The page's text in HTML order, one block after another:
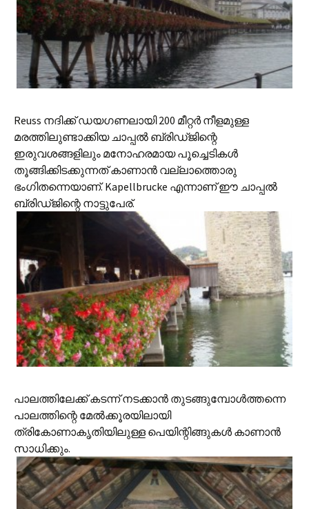
Reuss നദിക്ക് ഡയഗണലായി 200 മീറ്റര്‍ നീളമുള്ള
മരത്തിലുണ്ടാക്കിയ ചാപ്പല്‍ ബ്രിഡ്‌ജിന്റെ
ഇരുവശങ്ങളിലും മനോ‍ഹരമായ പൂച്ചെടികള്‍
തൂങ്ങിക്കിടക്കുന്നത് കാണാന്‍ വല്ലാത്തൊരു
ഭംഗിതന്നെയാണ്. Kapellbrucke എന്നാണ് ഈ ചാപ്പല്‍
ബ്രിഡ്ജിന്റെ നാട്ടുപേര്.
പാലത്തിലേക്ക് കടന്ന് നടക്കാന്‍ തുടങ്ങുമ്പോള്‍ത്തന്നെ
പാലത്തിന്റെ മേല്‍ക്കൂരയിലായി
ത്രികോണാകൃതിയിലുള്ള പെയിന്റിങ്ങുകള്‍ കാണാന്‍
സാധിക്കും.